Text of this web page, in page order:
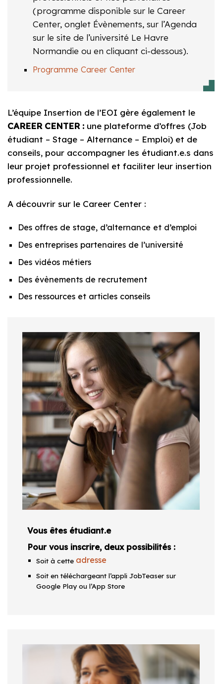
(programme disponible sur le Career
Center, onglet Évènements, sur l’Agenda
sur le site de l’université Le Havre
Normandie ou en cliquant ci-dessous).
Programme Career Center
L’équipe Insertion de l’EOI gère également le
CAREER CENTER : une plateforme d’offres (Job
étudiant – Stage – Alternance – Emploi) et de
conseils, pour accompagner les étudiant.e.s dans
leur projet professionnel et faciliter leur insertion
professionnelle.
A découvrir sur le Career Center :
Des offres de stage, d’alternance et d’emploi
Des entreprises partenaires de l’université
Des vidéos métiers
Des évènements de recrutement
Des ressources et articles conseils
Vous êtes étudiant.e
Pour vous inscrire, deux possibilités :
Soit à cette adresse
Soit en téléchargeant l’appli JobTeaser sur
Google Play ou l’App Store